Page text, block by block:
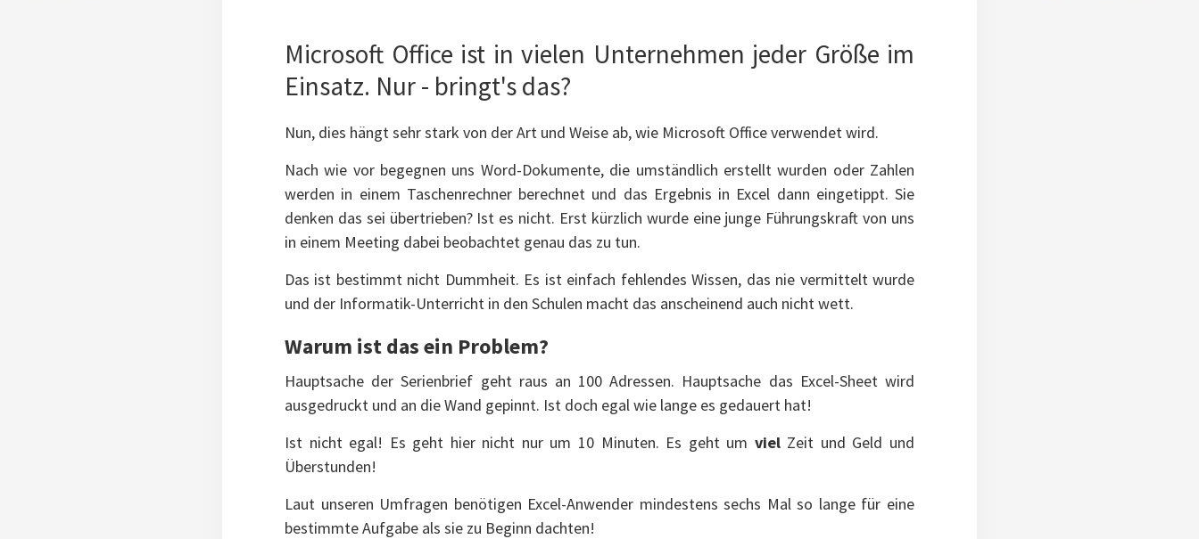
Microsoft Office ist in vielen Unternehmen jeder Größe im
Einsatz. Nur - bringt's das?
Nun, dies hängt sehr stark von der Art und Weise ab, wie Microsoft Office verwendet wird.
Nach wie vor begegnen uns Word-Dokumente, die umständlich erstellt wurden oder Zahlen
werden in einem Taschenrechner berechnet und das Ergebnis in Excel dann eingetippt. Sie
denken das sei übertrieben? Ist es nicht. Erst kürzlich wurde eine junge Führungskraft von uns
in einem Meeting dabei beobachtet genau das zu tun.
Das ist bestimmt nicht Dummheit. Es ist einfach fehlendes Wissen, das nie vermittelt wurde
und der Informatik-Unterricht in den Schulen macht das anscheinend auch nicht wett.
Warum ist das ein Problem?
Hauptsache der Serienbrief geht raus an 100 Adressen. Hauptsache das Excel-Sheet wird
ausgedruckt und an die Wand gepinnt. Ist doch egal wie lange es gedauert hat!
Ist nicht egal! Es geht hier nicht nur um 10 Minuten. Es geht um vielZeit und Geld und
Überstunden!
Laut unseren Umfragen benötigen Excel-Anwender mindestens sechs Mal so lange für eine
bestimmte Aufgabe als sie zu Beginn dachten!